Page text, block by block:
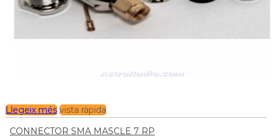
Llegeix més vista ràpida
CONNECTOR SMA MASCLE 7 RP